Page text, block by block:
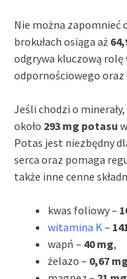
Nie można zapomnieć
brokułach osiąga aż
odgrywa kluczową rolę
odpornościowego oraz
Jeśli chodzi o
około 293 mg potasu
Potas jest niezbędny
serca oraz pomaga
także inne cenne
kwas foliowy –
witamina K –
wapń – 40 mg,
żelazo – 0,67 mg